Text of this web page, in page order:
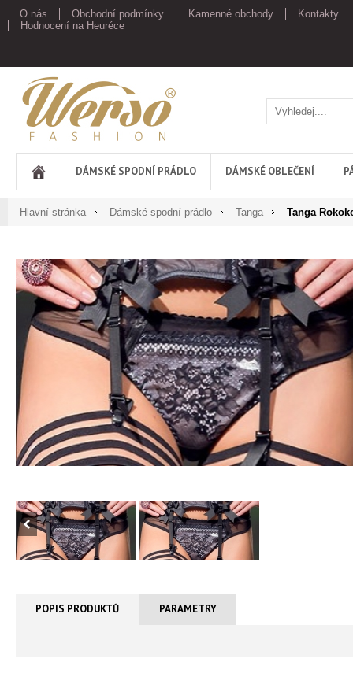
O nás Obchodní podmínky Kamenné obchody
Kontakty
Hodnocení na Heuréce
Werso
DÁMSKÉ SPODNÍ PRÁDLO DÁMSKÉ OBLEČENÍ
Hlavní stránka Dámské spodní prádlo Tanga Tanga
POPIS PRODUKTŮ PARAMETRY